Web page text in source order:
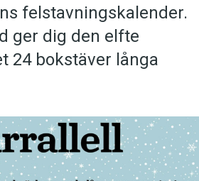
felstavningskalender.
ger dig den elfte
24 bokstäver långa